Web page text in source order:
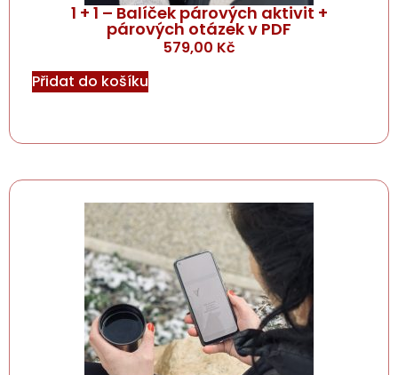
1 + 1 – Balíček párových aktivit +
párových otázek v PDF
579,00 Kč
Přidat do košíku